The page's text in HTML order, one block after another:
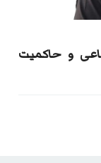
و حاکمیت